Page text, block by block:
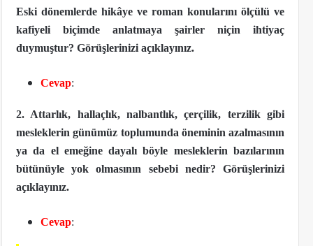
Eski dönemlerde hikâye ve roman konularını ölçülü ve
kafiyeli biçimde anlatmaya şairler niçin ihtiyaç
duymuştur? Görüşlerinizi açıklayınız.
Cevap:
2. Attarlık, hallaçlık, nalbantlık, çerçilik, terzilik gibi
mesleklerin günümüz toplumunda öneminin azalmasının
ya da el emeğine dayalı böyle mesleklerin bazılarının
bütünüyle yok olmasının sebebi nedir? Görüşlerinizi
açıklayınız.
Cevap: